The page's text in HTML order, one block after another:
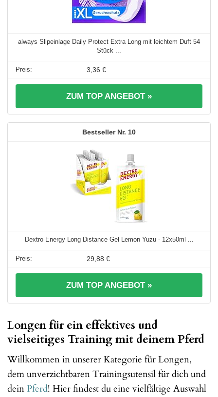
always Slipeinlage Daily Protect Extra Long mit leichtem Duft 54
Stück ...
3,36 €
ZUM TOP ANGEBOT »
10
Dextro Energy Long Distance Gel Lemon Yuzu - 12x50ml ...
29,88 €
ZUM TOP ANGEBOT »
Longen für ein effektives und
vielseitiges Training mit deinem Pferd
Willkommen in unserer Kategorie für Longen,
dem unverzichtbaren Trainingsutensil für dich und
deinPferd! Hier findest du eine vielfältige Auswahl